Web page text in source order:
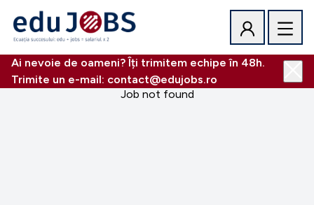
Ai nevoie de oameni? Îți trimitem echipe în 48h.
Trimite un e-mail: contact@edujobs.ro
Job not found